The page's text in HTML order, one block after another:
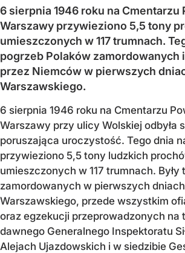
6 sierpnia 1946 roku na Cmentarzu
Warszawy przywieziono 5,5 tony
umieszczonych w 117 trumnach.
pogrzeb Polaków zamordowanych
przez Niemców w pierwszych
Warszawskiego.
6 sierpnia 1946 roku na Cmentarzu
Warszawy przy ulicy Wolskiej odbyła
poruszająca uroczystość. Tego dnia
przywieziono 5,5 tony ludzkich
umieszczonych w 117 trumnach.
zamordowanych w pierwszych
Warszawskiego, przede wszystkim
oraz egzekucji przeprowadzonych na
dawnego Generalnego Inspektoratu
Alejach Ujazdowskich i w siedzibie